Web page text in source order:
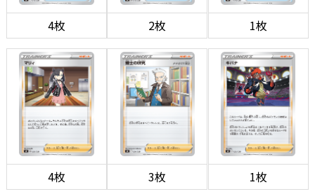
4枚 2枚 1枚
4枚 3枚 1枚